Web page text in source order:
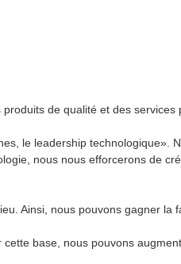
de qualité et des services
le leadership technologique».
nous nous efforcerons de
Ainsi, nous pouvons gagner la
base, nous pouvons